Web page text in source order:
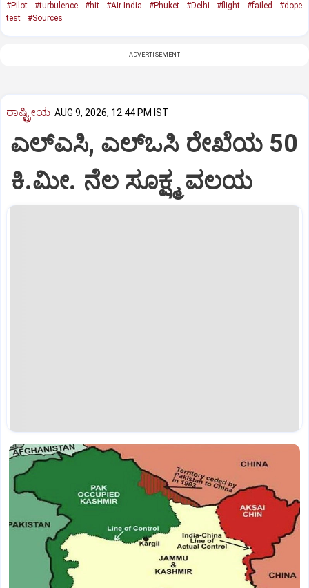
#Pilot #turbulence #hit #Air India #Phuket #Delhi #flight #failed
#dope
test
#Sources
ADVERTISEMENT
ರಾಷ್ಟ್ರೀಯ AUG 9, 2026, 12:44 PM IST
ಎಲ್‌ಎಸಿ, ಎಲ್‌ಒಸಿ ರೇಖೆಯ 50
ಕಿ.ಮೀ. ನೆಲ ಸೂಕ್ಷ್ಮ ವಲಯ